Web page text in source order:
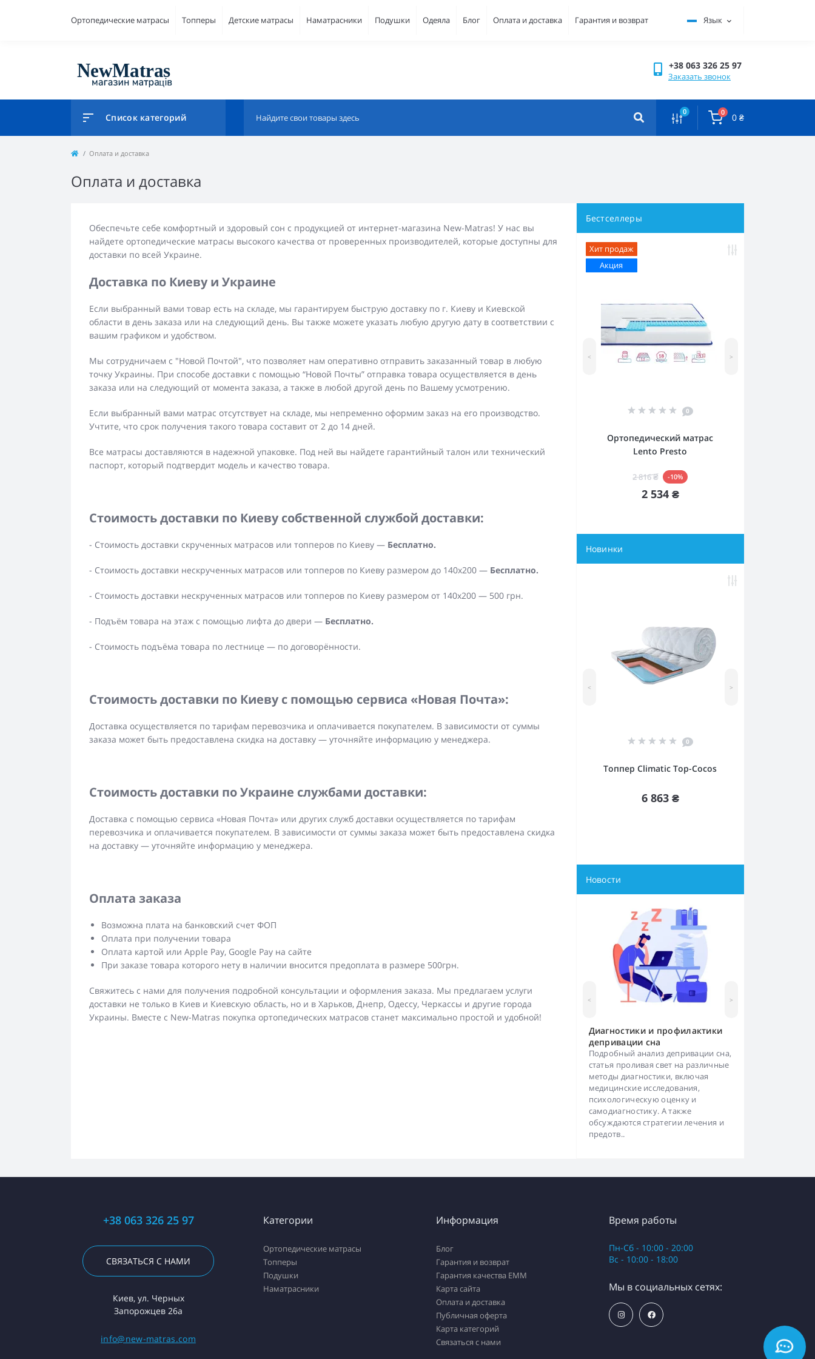
Ортопедические матрасы Топперы Детские матрасы Наматрасники Подушки Одеяла Блог Оплата и доставка Гарантия и возврат Язык
+38 063 326 25 97
Заказать звонок
Список категорий 0 0 0 ₴
Оплата и доставка
Оплата и доставка
Обеспечьте себе комфортный и здоровый сон с продукцией от интернет-магазина New-Matras! У нас вы
найдете ортопедические матрасы высокого качества от проверенных производителей, которые доступны для
доставки по всей Украине.
Доставка по Киеву и Украине
Если выбранный вами товар есть на складе, мы гарантируем быструю доставку по г. Киеву и Киевской
области в день заказа или на следующий день. Вы также можете указать любую другую дату в соответствии с
вашим графиком и удобством.
Мы сотрудничаем с "Новой Почтой", что позволяет нам оперативно отправить заказанный товар в любую
точку Украины. При способе доставки с помощью “Новой Почты” отправка товара осуществляется в день
заказа или на следующий от момента заказа, а также в любой другой день по Вашему усмотрению.
Если выбранный вами матрас отсутствует на складе, мы непременно оформим заказ на его производство.
Учтите, что срок получения такого товара составит от 2 до 14 дней.
Все матрасы доставляются в надежной упаковке. Под ней вы найдете гарантийный талон или технический
паспорт, который подтвердит модель и качество товара.
Стоимость доставки по Киеву собственной службой доставки:
- Стоимость доставки скрученных матрасов или топперов по Киеву — Бесплатно.
- Стоимость доставки нескрученных матрасов или топперов по Киеву размером до 140х200 — Бесплатно.
- Стоимость доставки нескрученных матрасов или топперов по Киеву размером от 140х200 — 500 грн.
- Подъём товара на этаж с помощью лифта до двери — Бесплатно.
- Стоимость подъёма товара по лестнице — по договорённости.
Стоимость доставки по Киеву с помощью сервиса «Новая Почта»:
Доставка осуществляется по тарифам перевозчика и оплачивается покупателем. В зависимости от суммы
заказа может быть предоставлена скидка на доставку — уточняйте информацию у менеджера.
Стоимость доставки по Украине службами доставки:
Доставка с помощью сервиса «Новая Почта» или других служб доставки осуществляется по тарифам
перевозчика и оплачивается покупателем. В зависимости от суммы заказа может быть предоставлена скидка
на доставку — уточняйте информацию у менеджера.
Оплата заказа
Возможна плата на банковский счет ФОП
Оплата при получении товара
Оплата картой или Apple Pay, Google Pay на сайте
При заказе товара которого нету в наличии вносится предоплата в размере 500грн.
Свяжитесь с нами для получения подробной консультации и оформления заказа. Мы предлагаем услуги
доставки не только в Киев и Киевскую область, но и в Харьков, Днепр, Одессу, Черкассы и другие города
Украины. Вместе с New-Matras покупка ортопедических матрасов станет максимально простой и удобной!
Бестселлеры
Хит продаж
Акция
0
Ортопедический матрас
Lento Presto
2 816 ₴ -10%
2 534 ₴
< >
Новинки
0
Топпер Climatic Top-Cocos
6 863 ₴
< >
Новости
Диагностики и профилактики
депривации сна
Подробный анализ депривации сна,
статья проливая свет на различные
методы диагностики, включая
медицинские исследования,
психологическую оценку и
самодиагностику. А также
обсуждаются стратегии лечения и
предотв..
< >
+38 063 326 25 97
СВЯЗАТЬСЯ С НАМИ
Киев, ул. Черных
Запорожцев 26а
info@new-matras.com
Категории
Ортопедические матрасы
Топперы
Подушки
Наматрасники
Информация
Блог
Гарантия и возврат
Гарантия качества ЕММ
Карта сайта
Оплата и доставка
Публичная оферта
Карта категорий
Связаться с нами
Время работы
Пн-Сб - 10:00 - 20:00
Вс - 10:00 - 18:00
Мы в социальных сетях: